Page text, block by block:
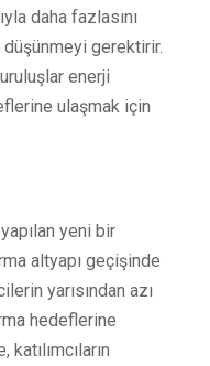
daha fazlasını
düşünmeyi gerektirir.
enerji
ulaşmak için
yeni bir
altyapı geçişinde
yarısından azı
hedeflerine